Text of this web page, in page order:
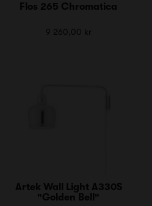
Flos 265 Chromatica
9 260,00 kr
Artek Wall Light A330S
"Golden Bell"